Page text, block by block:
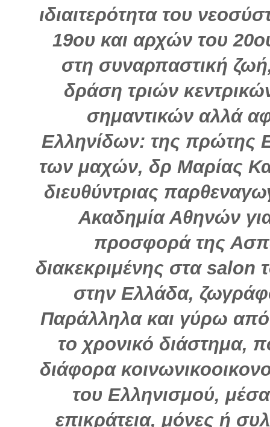
ιδιαιτερότητα του
19ου και αρχών του
στη συναρπαστική
δράση τριών
σημαντικών αλλά
Ελληνίδων: της πρώτης
των μαχών, δρ Μαρίας
διευθύντριας
Ακαδημία Αθηνών
προσφορά της
διακεκριμένης στα salon
στην Ελλάδα,
Παράλληλα και γύρω από
το χρονικό διάστημα,
διάφορα
του Ελληνισμού,
επικράτεια, μόνες ή